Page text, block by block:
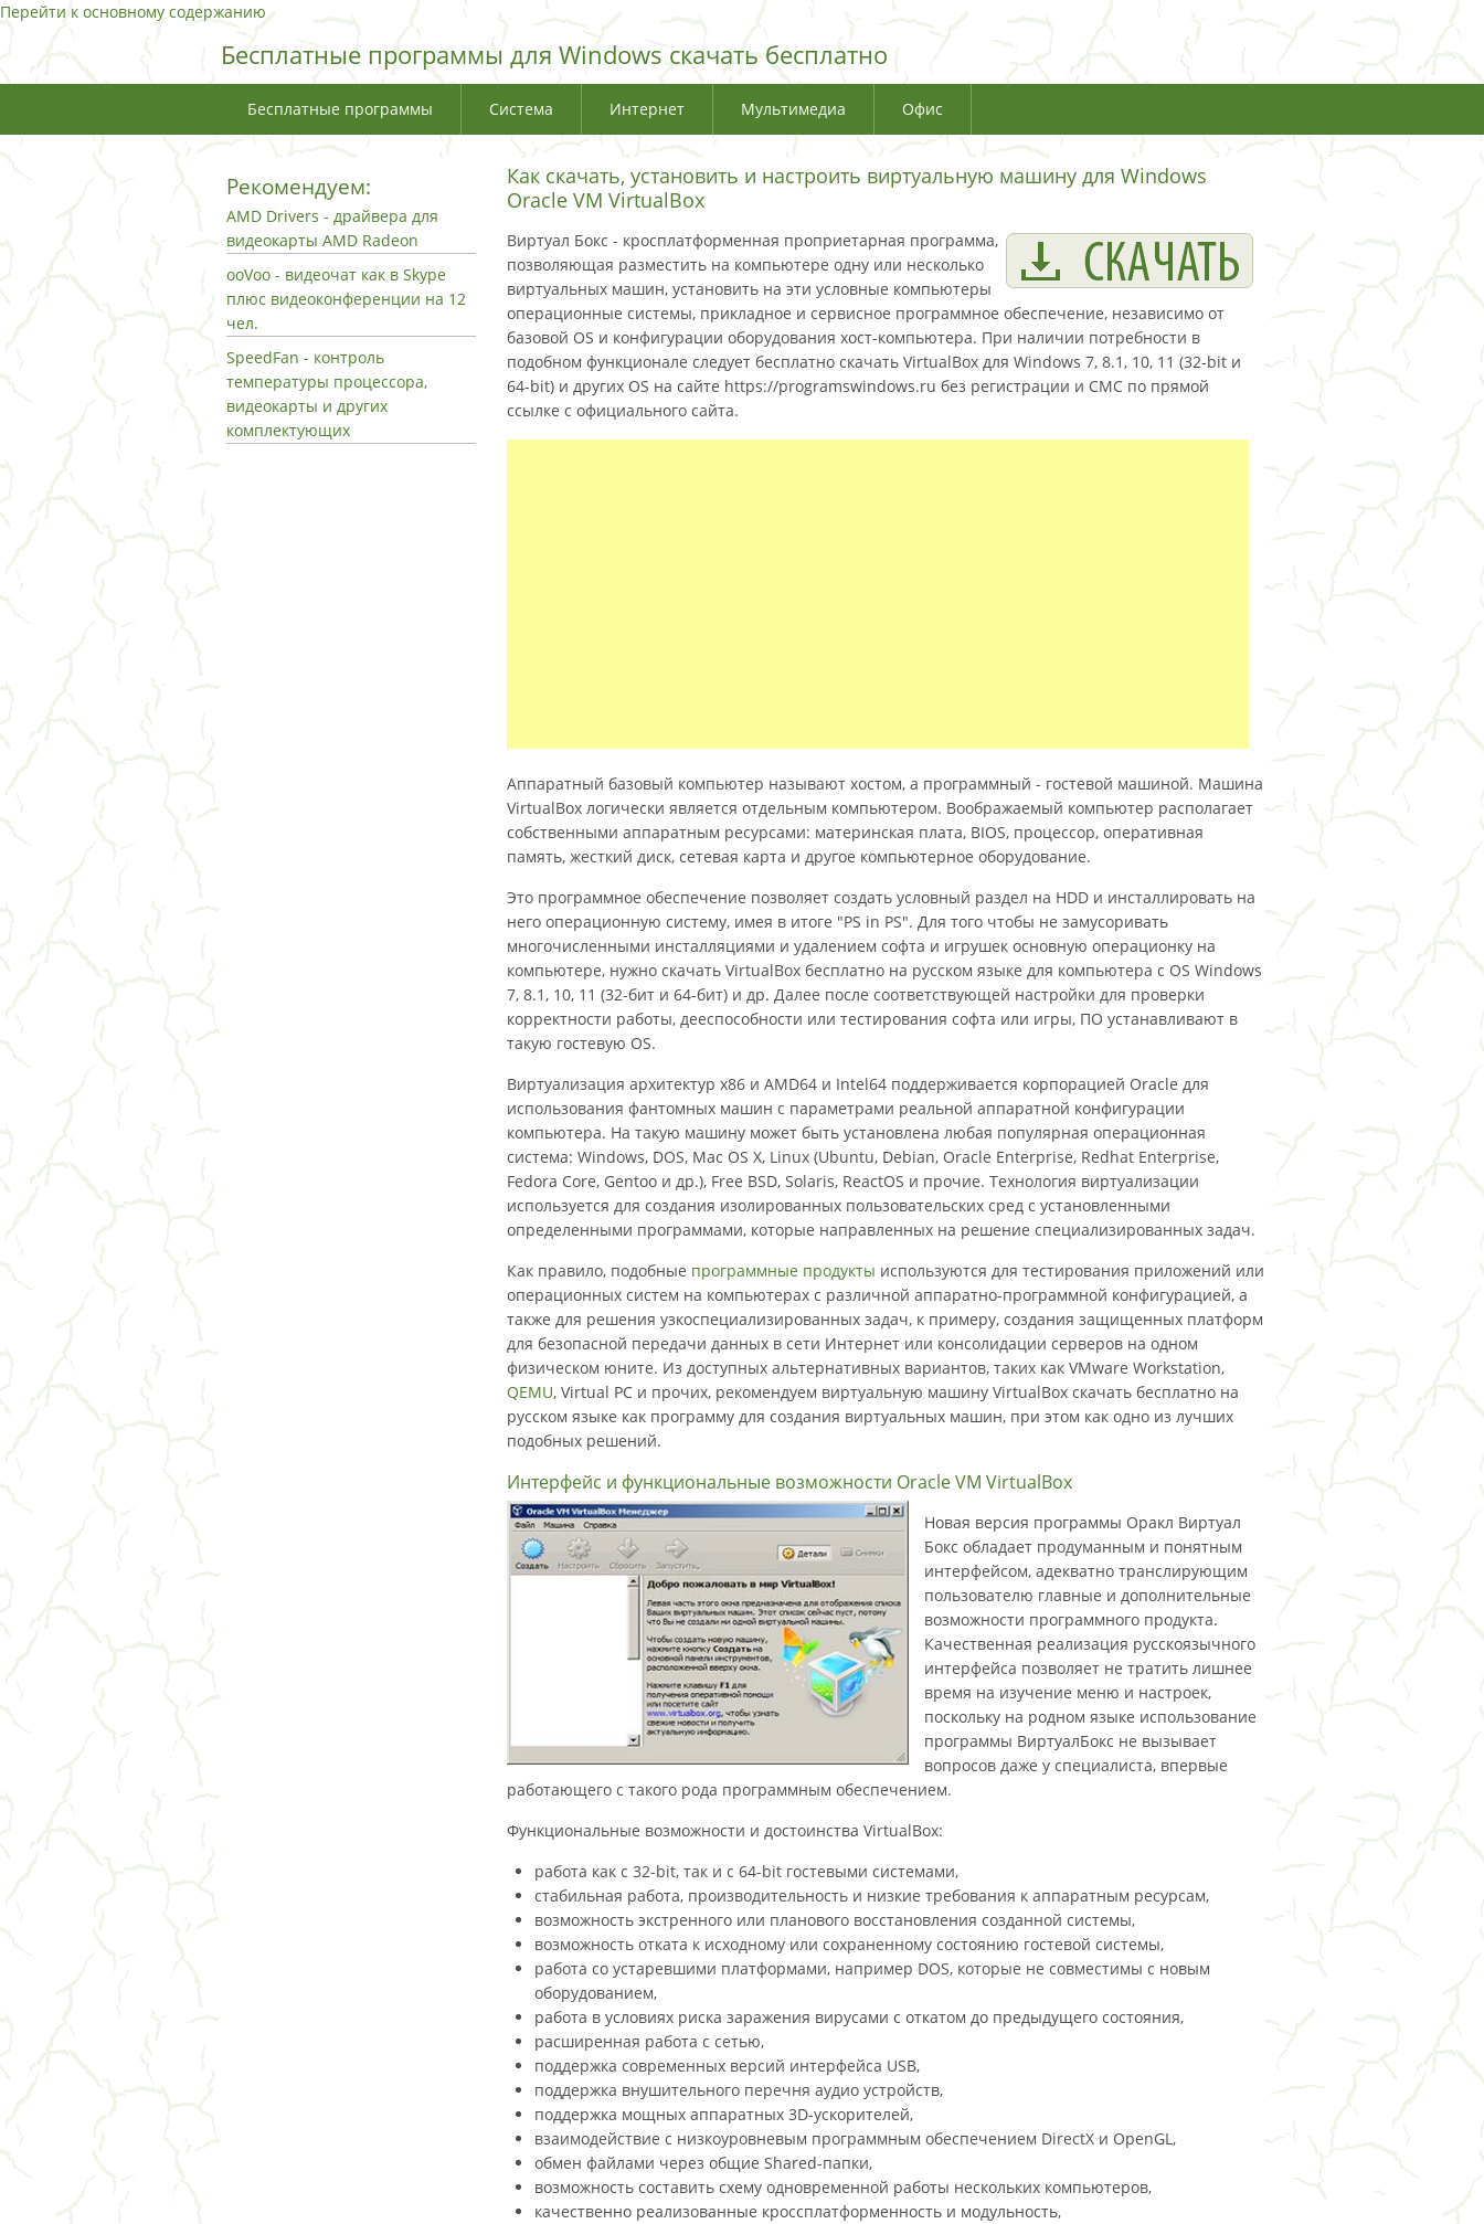
Перейти к основному содержанию
Бесплатные программы для Windows скачать бесплатно
Бесплатные программы Система Интернет Мультимедиа Офис
Как скачать, установить и настроить виртуальную машину для Windows
Oracle VM VirtualBox
Виртуал Бокс - кросплатформенная проприетарная программа,
позволяющая разместить на компьютере одну или несколько
виртуальных машин, установить на эти условные компьютеры
операционные системы, прикладное и сервисное программное обеспечение, независимо от
базовой OS и конфигурации оборудования хост-компьютера. При наличии потребности в
подобном функционале следует бесплатно скачать VirtualBox для Windows 7, 8.1, 10, 11 (32-bit и
64-bit) и других OS на сайте https://programswindows.ru без регистрации и СМС по прямой
ссылке с официального сайта.
Аппаратный базовый компьютер называют хостом, а программный - гостевой машиной. Машина
VirtualBox логически является отдельным компьютером. Воображаемый компьютер располагает
собственными аппаратным ресурсами: материнская плата, BIOS, процессор, оперативная
память, жесткий диск, сетевая карта и другое компьютерное оборудование.
Это программное обеспечение позволяет создать условный раздел на HDD и инсталлировать на
него операционную систему, имея в итоге "PS in PS". Для того чтобы не замусоривать
многочисленными инсталляциями и удалением софта и игрушек основную операционку на
компьютере, нужно скачать VirtualBox бесплатно на русском языке для компьютера с OS Windows
7, 8.1, 10, 11 (32-бит и 64-бит) и др. Далее после соответствующей настройки для проверки
корректности работы, дееспособности или тестирования софта или игры, ПО устанавливают в
такую гостевую OS.
Виртуализация архитектур x86 и AMD64 и Intel64 поддерживается корпорацией Oracle для
использования фантомных машин с параметрами реальной аппаратной конфигурации
компьютера. На такую машину может быть установлена любая популярная операционная
система: Windows, DOS, Mac OS X, Linux (Ubuntu, Debian, Oracle Enterprise, Redhat Enterprise,
Fedora Core, Gentoo и др.), Free BSD, Solaris, ReactOS и прочие. Технология виртуализации
используется для создания изолированных пользовательских сред с установленными
определенными программами, которые направленных на решение специализированных задач.
Как правило, подобные программные продукты используются для тестирования приложений или
операционных систем на компьютерах с различной аппаратно-программной конфигурацией, а
также для решения узкоспециализированных задач, к примеру, создания защищенных платформ
для безопасной передачи данных в сети Интернет или консолидации серверов на одном
физическом юните. Из доступных альтернативных вариантов, таких как VMware Workstation,
QEMU, Virtual PC и прочих, рекомендуем виртуальную машину VirtualBox скачать бесплатно на
русском языке как программу для создания виртуальных машин, при этом как одно из лучших
подобных решений.
Интерфейс и функциональные возможности Oracle VM VirtualBox
Новая версия программы Оракл Виртуал
Бокс обладает продуманным и понятным
интерфейсом, адекватно транслирующим
пользователю главные и дополнительные
возможности программного продукта.
Качественная реализация русскоязычного
интерфейса позволяет не тратить лишнее
время на изучение меню и настроек,
поскольку на родном языке использование
программы ВиртуалБокс не вызывает
вопросов даже у специалиста, впервые
работающего с такого рода программным обеспечением.
Функциональные возможности и достоинства VirtualBox:
работа как с 32-bit, так и с 64-bit гостевыми системами,
стабильная работа, производительность и низкие требования к аппаратным ресурсам,
возможность экстренного или планового восстановления созданной системы,
возможность отката к исходному или сохраненному состоянию гостевой системы,
работа со устаревшими платформами, например DOS, которые не совместимы с новым
оборудованием,
работа в условиях риска заражения вирусами с откатом до предыдущего состояния,
расширенная работа с сетью,
поддержка современных версий интерфейса USB,
поддержка внушительного перечня аудио устройств,
поддержка мощных аппаратных 3D-ускорителей,
взаимодействие с низкоуровневым программным обеспечением DirectX и OpenGL,
обмен файлами через общие Shared-папки,
возможность составить схему одновременной работы нескольких компьютеров,
качественно реализованные кроссплатформенность и модульность,
Рекомендуем:
AMD Drivers - драйвера для
видеокарты AMD Radeon
ooVoo - видеочат как в Skype
плюс видеоконференции на 12
чел.
SpeedFan - контроль
температуры процессора,
видеокарты и других
комплектующих